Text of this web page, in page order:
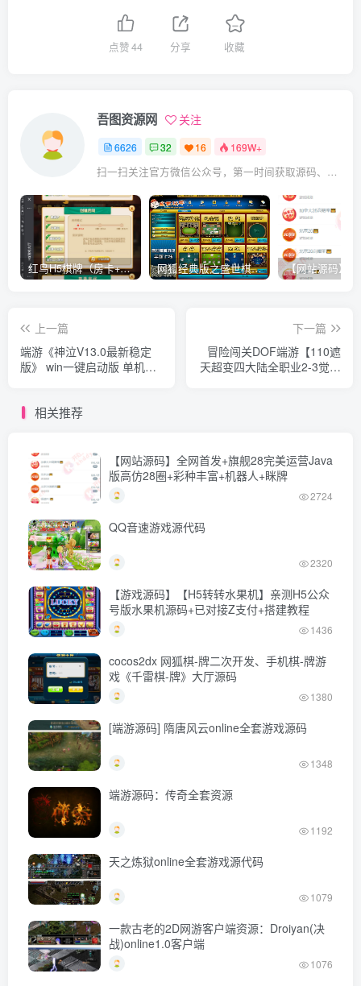
点赞44 分享 收藏
吾图资源网 关注
6626 32 16 169W+
扫一扫关注官方微信公众号，第一时间获取源码、网赚项目资源教程，自媒体等知识干货，让互联网创业赚钱更简单。
红鸟H5棋牌（房卡+金币）全套双模式游戏源码 网狐经典版之盛世棋牌完整游戏源码（包含文档、架设教程、网站、源代码等）
上一篇
端游《神泣V13.0最新稳定
版》 win一键启动版 单机版
下一篇
冒险闯关DOF端游【110遮
天超变四大陆全职业2-3觉】
相关推荐
【网站源码】全网首发+旗舰28完美运营Java
版高仿28圈+彩种丰富+机器人+眯牌
2724
QQ音速游戏源代码
2320
【游戏源码】【H5转转水果机】亲测H5公众
号版水果机源码+已对接Z支付+搭建教程
1436
cocos2dx 网狐棋-牌二次开发、手机棋-牌游
戏《千雷棋-牌》大厅源码
1380
[端游源码] 隋唐风云online全套游戏源码
1348
端游源码：传奇全套资源
1192
天之炼狱online全套游戏源代码
1079
一款古老的2D网游客户端资源：Droiyan(决
战)online1.0客户端
1076